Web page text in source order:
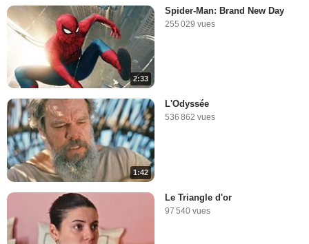
2:33
Spider-Man: Brand New Day
255 029 vues
1:42
L'Odyssée
536 862 vues
Le Triangle d'or
97 540 vues